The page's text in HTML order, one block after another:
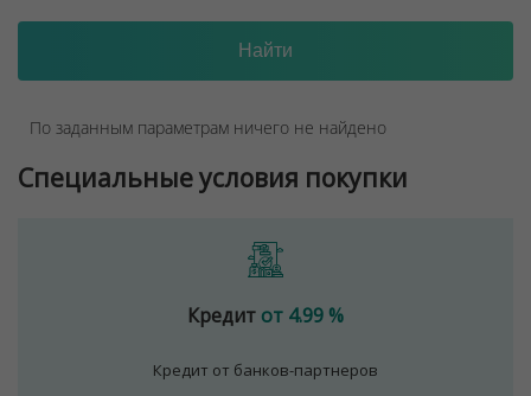
По заданным параметрам ничего не найдено
Специальные условия покупки
Кредит от 4.99 %
Кредит от банков-партнеров